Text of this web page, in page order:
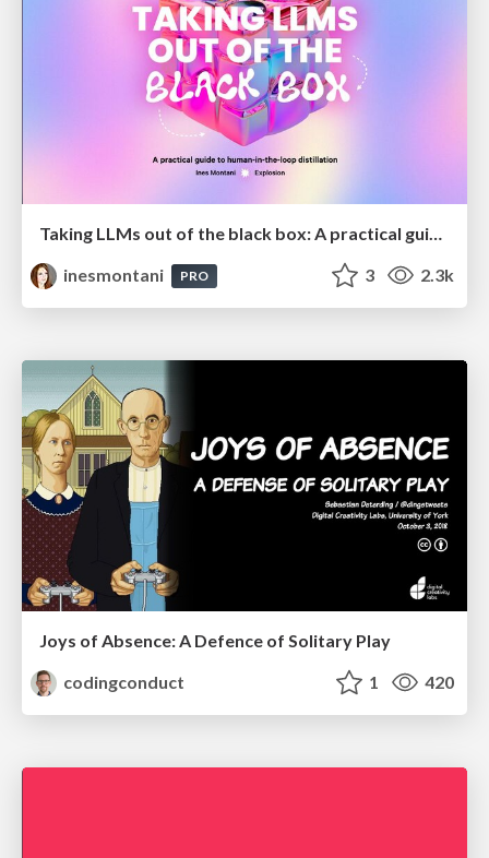
Taking LLMs out of the black box: A practical guide to human-in-the-loop distillation
inesmontani
PRO 3 2.3k
Joys of Absence: A Defence of Solitary Play
codingconduct
1 420